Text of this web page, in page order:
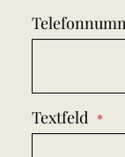
Textfeld